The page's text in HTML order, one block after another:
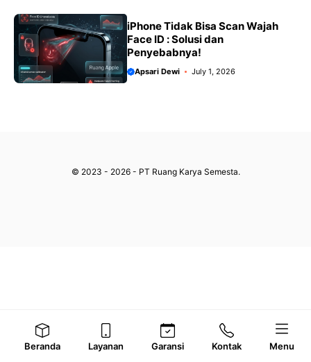
iPhone Tidak Bisa Scan Wajah
Face ID : Solusi dan
Penyebabnya!
Apsari Dewi July 1, 2026
© 2023 - 2026 - PT Ruang Karya Semesta.
Beranda Layanan Garansi Kontak Menu